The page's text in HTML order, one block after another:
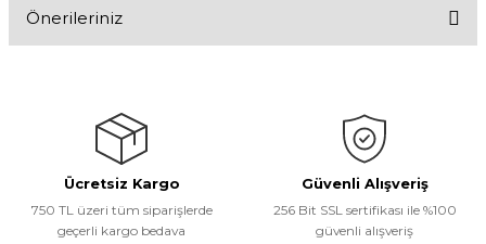
Önerileriniz
tarafımıza iletebilirsiniz.
Görüş ve önerileriniz için teşekkür ederiz.
Ürün resmi kalitesiz, bozuk veya görüntülenemiyor.
Ürün açıklamasında eksik bilgiler bulunuyor.
Ücretsiz Kargo
750 TL üzeri tüm siparişlerde
geçerli kargo bedava
Güvenli Alışveriş
256 Bit SSL sertifikası ile %100
güvenli alışveriş